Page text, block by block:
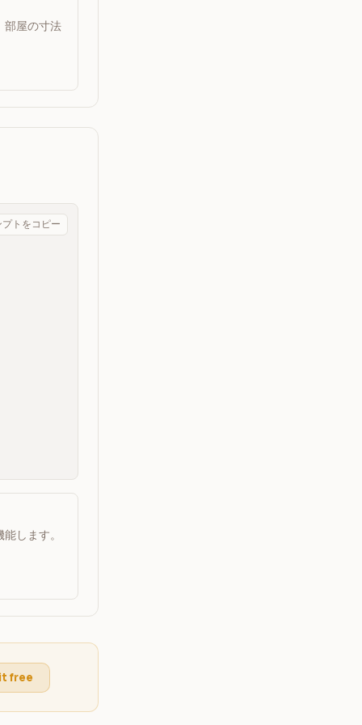
部屋の寸法
プトをコピー
します。
free